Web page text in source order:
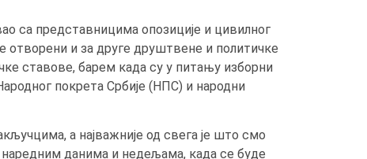
са представницима опозиције и цивилног
отворени и за друге друштвене и политичке
ставове, барем када су у питању изборни
покрета Србије (НПС) и народни
а најважније од свега је што смо
данима и недељама, када се буде